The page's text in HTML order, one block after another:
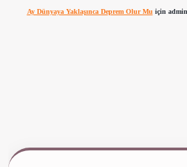
Ay Dünyaya Yaklaşınca Deprem Olur Mu için admin